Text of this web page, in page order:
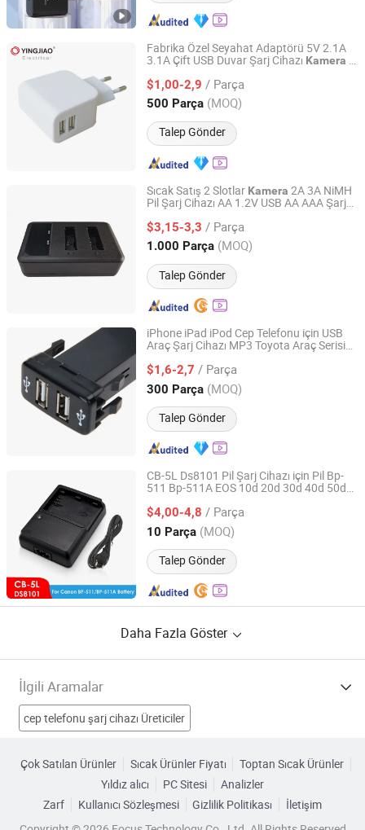
Fabrika Özel Seyahat Adaptörü 5V 2.1A
3.1A Çift USB Duvar Şarj Cihazı Kamera
$1,00-2,9 / Parça
500 Parça (MOQ)
Talep Gönder
Ninghai Yingjiao Electrical Co., Ltd.
Zhejiang, China Fiyat 2006
Sıcak Satış 2 Slotlar Kamera 2A 3A NiMH
Pil Şarj Cihazı AA 1.2V USB AA AAA Şarj
$3,15-3,3 / Parça
1.000 Parça (MOQ)
Talep Gönder
YUOKO ELECTRONICS CO., LIMITED
Guangdong, China Fiyat 2013
iPhone iPad iPod Cep Telefonu için USB
Araç Şarj Cihazı MP3 Toyota Araç Serisi
$1,6-2,7 / Parça
300 Parça (MOQ)
Talep Gönder
Dongguan Maiyu Electronics Co., Ltd.
Guangdong, China Fiyat 2015
CB-5L Ds8101 Pil Şarj Cihazı için Pil Bp-
511 Bp-511A EOS 10d 20d 30d 40d 50d
$4,00-4,8 / Parça
10 Parça (MOQ)
Talep Gönder
Guangzhou Rontto Trading Co., Ltd
Guangdong, China Fiyat 2025
Daha Fazla Göster
İlgili Aramalar
cep telefonu şarj cihazı Üreticiler
kamera araba şarj cihazı Üreticiler
Çok Satılan Ürünler Sıcak Ürünler Fiyatı
Toptan Sıcak Ürünler
Yıldız alıcı
PC Sitesi
Analizler
Zarf
Kullanıcı Sözleşmesi Gizlilik Politikası
İletişim